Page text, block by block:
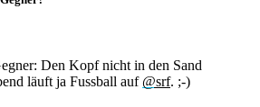
Den Kopf nicht in den Sand
läuft ja Fussball auf @srf. ;-)